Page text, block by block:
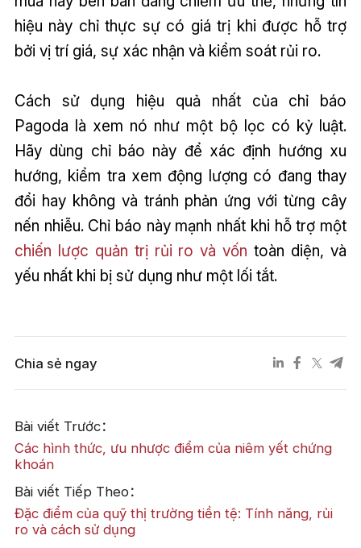
hiệu này chỉ thực sự có giá trị khi được hỗ trợ
bởi vị trí giá, sự xác nhận và kiểm soát rủi ro.
Cách sử dụng hiệu quả nhất của chỉ báo
Pagoda là xem nó như một bộ lọc có kỷ luật.
Hãy dùng chỉ báo này để xác định hướng xu
hướng, kiểm tra xem động lượng có đang thay
đổi hay không và tránh phản ứng với từng cây
nến nhiễu. Chỉ báo này mạnh nhất khi hỗ trợ một
chiến lược quản trị rủi ro và vốn toàn diện, và
yếu nhất khi bị sử dụng như một lối tắt.
Chia sẻ ngay
Bài viết Trước：
Các hình thức, ưu nhược điểm của niêm yết chứng
khoán
Bài viết Tiếp Theo：
Đặc điểm của quỹ thị trường tiền tệ: Tính năng, rủi
ro và cách sử dụng